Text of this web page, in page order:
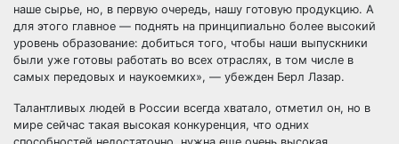
наше сырье, но, в первую очередь, нашу готовую продукцию. А
для этого главное — поднять на принципиально более высокий
уровень образование: добиться того, чтобы наши выпускники
были уже готовы работать во всех отраслях, в том числе в
самых передовых и наукоемких», — убежден Берл Лазар.
Талантливых людей в России всегда хватало, отметил он, но в
мире сейчас такая высокая конкуренция, что одних